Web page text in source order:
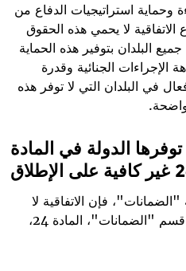
وحماية استراتيجيات الدفاع من
لا يحمي هذه الحقوق
البلدان بتوفير هذه الحماية
الإجراءات الجنائية وقدرة
في البلدان التي لا توفر هذه
.
الدولة في المادة
الإطلاق
فإن الاتفاقية لا
تحمي الناس في الواقع. يفشل قسم "الضمانات"، المادة 24،